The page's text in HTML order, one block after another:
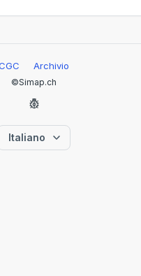
Archivio
©Simap.ch
Italiano